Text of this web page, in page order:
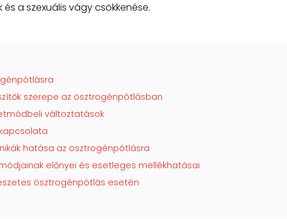
a szexuális vágy csökkenése.
szerepe az ösztrogénpótlásban
változtatások
hatása az ösztrogénpótlásra
előnyei és esetleges mellékhatásai
ösztrogénpótlás esetén